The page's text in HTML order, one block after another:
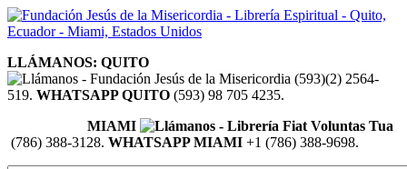
LLÁMANOS: QUITO
(593)(2) 2564-
519. WHATSAPP QUITO (593) 98 705 4235.
MIAMI
(786) 388-3128. WHATSAPP MIAMI +1 (786) 388-9698.